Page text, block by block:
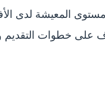
المعيشة لدى
على خطوات التقديم